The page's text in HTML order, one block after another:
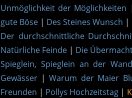
Unmöglichkeit der Möglichkeiten
gute Böse | Des Steines Wunsch |
Der durchschnittliche
Natürliche Feinde | Die
Spieglein, Spieglein an der Wand
Gewässer | Warum der Maier
Freunden | Pollys Hochzeitstag |